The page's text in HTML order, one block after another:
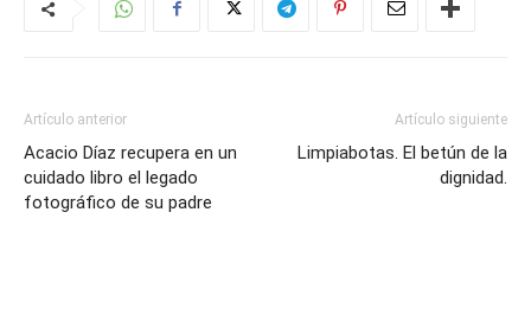
Artículo anterior
Acacio Díaz recupera en un
cuidado libro el legado
fotográfico de su padre
Artículo siguiente
Limpiabotas. El betún de la
dignidad.